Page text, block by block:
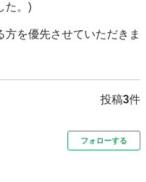
た。)
を優先させていただきま
投稿3件
フォローする